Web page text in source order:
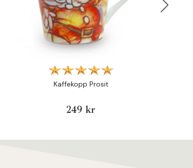
Kaffekopp Prosit
249 kr